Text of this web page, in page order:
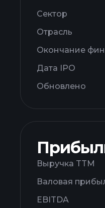
Сектор
Отрасль
Окончание
Дата IPO
Обновлено
Выручка TTM
Валовая
EBITDA